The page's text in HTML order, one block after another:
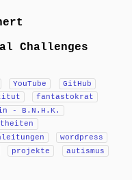
Challenges
YouTube
GitHub
fantastokrat
- B.N.H.K.
wordpress
projekte autismus